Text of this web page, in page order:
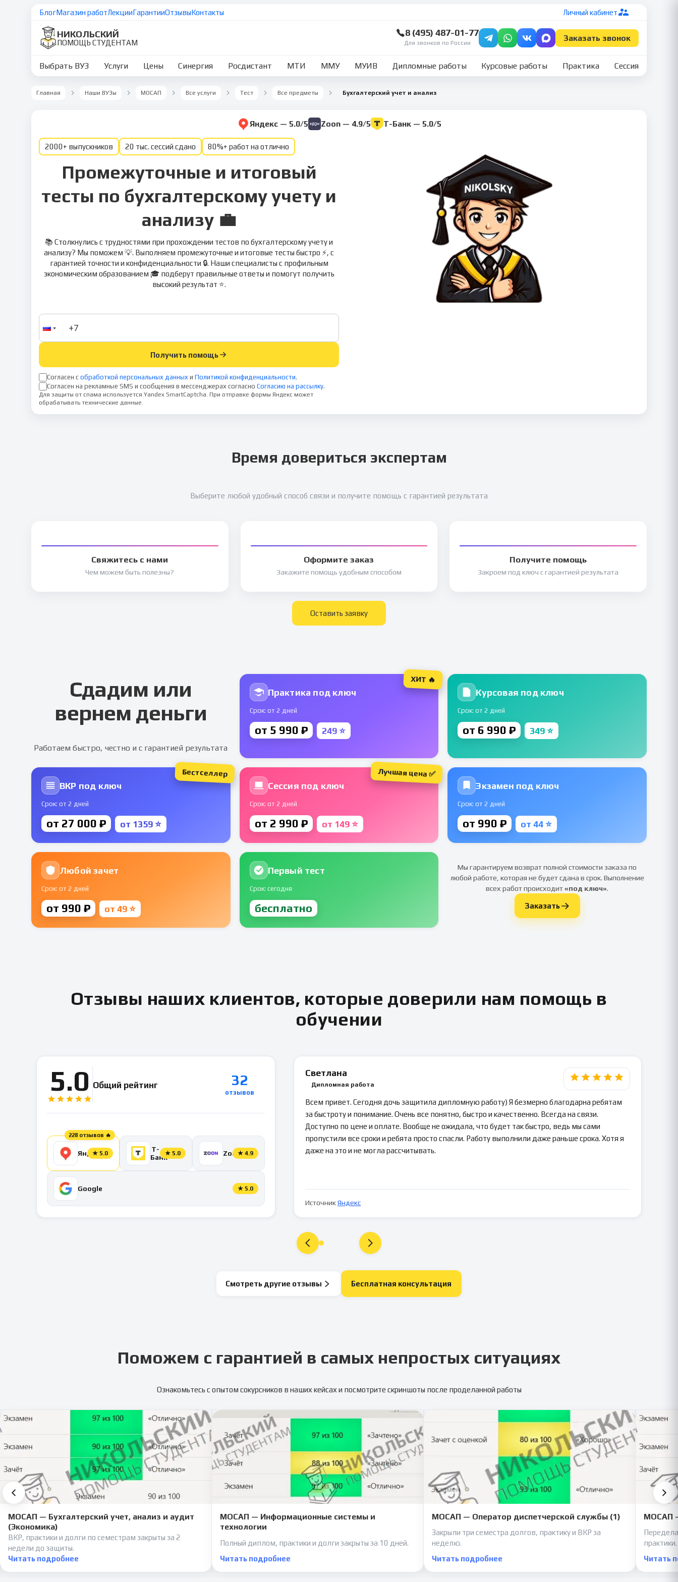
БлогМагазин работЛекцииГарантииОтзывыКонтакты Личный кабинет
НИКОЛЬСКИЙ
ПОМОЩЬ СТУДЕНТАМ
8 (495) 487-01-77
Для звонков по России
Заказать звонок
Выбрать ВУЗ Услуги Цены Синергия Росдистант МТИ ММУ МУИВ Дипломные работы Курсовые работы Практика Сессия
Главная Наши ВУЗы МОСАП Все услуги Тест Все предметы Бухгалтерский учет и анализ
Яндекс — 5.0/5 Zoon — 4.9/5 Т-Банк — 5.0/5
2000+ выпускников 20 тыс. сессий сдано 80%+ работ на отлично
Промежуточные и итоговый
тесты по бухгалтерскому учету и
анализу 💼
📚 Столкнулись с трудностями при прохождении тестов по бухгалтерскому учету и
анализу? Мы поможем 💡. Выполняем промежуточные и итоговые тесты быстро ⚡, с
гарантией точности и конфиденциальности 🔒. Наши специалисты с профильным
экономическим образованием 🎓 подберут правильные ответы и помогут получить
высокий результат ⭐.
Получить помощь
Согласен с обработкой персональных данных и Политикой конфиденциальности.
Согласен на рекламные SMS и сообщения в мессенджерах согласно Согласию на рассылку.
Для защиты от спама используется Yandex SmartCaptcha. При отправке формы Яндекс может
обрабатывать технические данные.
Время довериться экспертам
Выберите любой удобный способ связи и получите помощь с гарантией результата
Свяжитесь с нами
Чем можем быть полезны?
Оформите заказ
Закажите помощь удобным способом
Получите помощь
Закроем под ключ с гарантией результата
Оставить заявку
Сдадим или
вернем деньги
Работаем быстро, честно и с гарантией результата
Практика под ключ
Срок: от 2 дней
от 5 990 ₽ 249 ⭐
ХИТ 🔥
Курсовая под ключ
Срок: от 2 дней
от 6 990 ₽ 349 ⭐
ВКР под ключ
Срок: от 2 дней
от 27 000 ₽ от 1359 ⭐
Бестселлер
Сессия под ключ
Срок: от 2 дней
от 2 990 ₽ от 149 ⭐
Лучшая цена ✅
Экзамен под ключ
Срок: от 2 дней
от 990 ₽ от 44 ⭐
Любой зачет
Срок: от 2 дней
от 990 ₽ от 49 ⭐
Первый тест
Срок: сегодня
бесплатно
Мы гарантируем возврат полной стоимости заказа по
любой работе, которая не будет сдана в срок. Выполнение
всех работ происходит«под ключ».
Заказать
Отзывы наших клиентов, которые доверили нам помощь в
обучении
5.0 Общий рейтинг 32
отзывов
228 отзывов 🔥
Яндекс
★ 5.0
Т-
Банк★ 5.0 Zoon★4.9
Google ★ 5.0
Светлана
Дипломная работа
Всем привет. Сегодня дочь защитила дипломную работу) Я безмерно благодарна ребятам
за быстроту и понимание. Очень все понятно, быстро и качественно. Всегда на связи.
Доступно по цене и оплате. Вообще не ожидала, что будет так быстро, ведь мы сами
пропустили все сроки и ребята просто спасли. Работу выполнили даже раньше срока. Хотя я
даже на это и не могла рассчитывать.
Источник Яндекс
Смотреть другие отзывы Бесплатная консультация
Поможем с гарантией в самых непростых ситуациях
Ознакомьтесь с опытом сокурсников в наших кейсах и посмотрите скриншоты после проделанной работы
МОСАП — Бухгалтерский учет, анализ и аудит
(Экономика)
ВКР, практики и долги по семестрам закрыты за 2
недели до защиты.
Читать подробнее
МОСАП — Информационные системы и
технологии
Полный диплом, практики и долги закрыты за 10 дней.
Читать подробнее
МОСАП — Оператор диспетчерской службы (1)
Закрыли три семестра долгов, практику и ВКР за
неделю.
Читать подробнее
МОСАП
практики.
Читать